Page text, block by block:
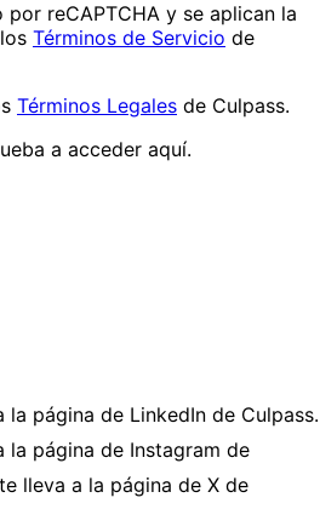
reCAPTCHA y se aplican la
Términos de Servicio de
Términos Legales de Culpass.
a acceder aquí.
la página de LinkedIn de Culpass.
la página de Instagram de
lleva a la página de X de